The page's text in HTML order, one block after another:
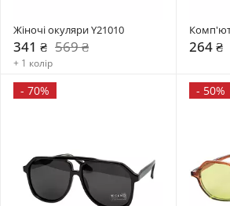
Жіночі окуляри Y21010
341 ₴ 569 ₴
+ 1 колір
264 ₴
- 70% - 50%